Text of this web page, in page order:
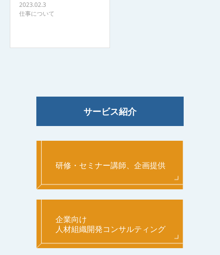
2023.02.3
仕事について
サービス紹介
研修・セミナー講師、企画提供
企業向け
人材組織開発コンサルティング